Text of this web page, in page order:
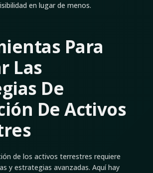
en lugar de menos.
Para
Las
De
De Activos
de los activos terrestres requiere
y estrategias avanzadas. Aquí hay